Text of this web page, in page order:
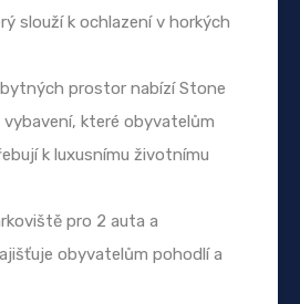
slouží k ochlazení v horkých
prostor nabízí Stone
které obyvatelům
k luxusnímu životnímu
pro 2 auta a
obyvatelům pohodlí a